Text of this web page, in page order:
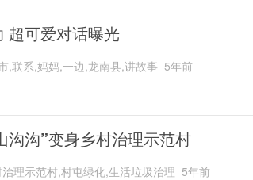
超可爱对话曝光
,联系,妈妈,一边,龙南县,讲故事 5年前
沟沟”变身乡村治理示范村
理示范村,村屯绿化,生活垃圾治理 5年前